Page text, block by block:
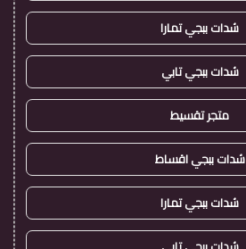
شدات ببجي تمارا
شدات ببجي تابي
متجر تقسيط
شدات ببجي اقساط
شدات ببجي تمارا